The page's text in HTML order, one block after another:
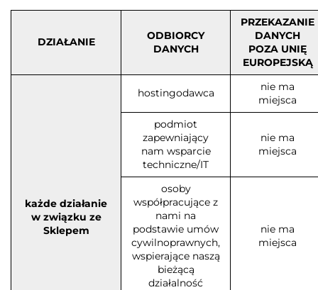
DZIAŁANIE
ODBIORCY
DANYCH
PRZEKAZANIE
DANYCH
POZA UNIĘ
EUROPEJSKĄ
każde działanie
w związku ze
Sklepem
hostingodawca
nie ma
miejsca
podmiot
zapewniający
nam wsparcie
techniczne/IT
nie ma
miejsca
osoby
współpracujące z
nami na
podstawie umów
cywilnoprawnych,
wspierające naszą
bieżącą
działalność
nie ma
miejsca